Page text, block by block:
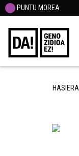
PUNTU MOREA
HASIERA